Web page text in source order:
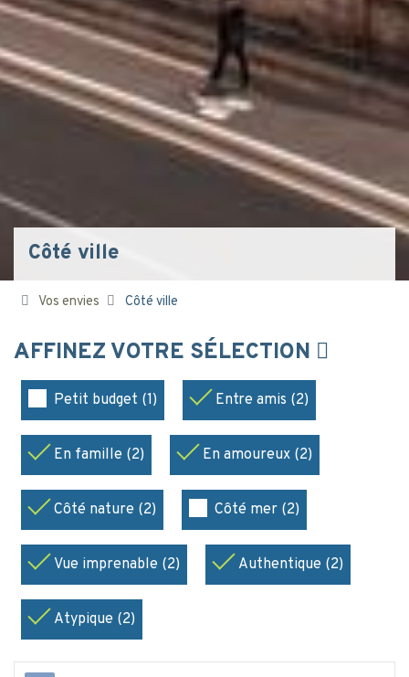
Côté ville
Vos envies Côté ville
AFFINEZ VOTRE SÉLECTION
Petit budget (1) Entre amis (2)
En famille (2) En amoureux (2)
Côté nature (2) Côté mer (2)
Vue imprenable (2) Authentique (2)
Atypique (2)